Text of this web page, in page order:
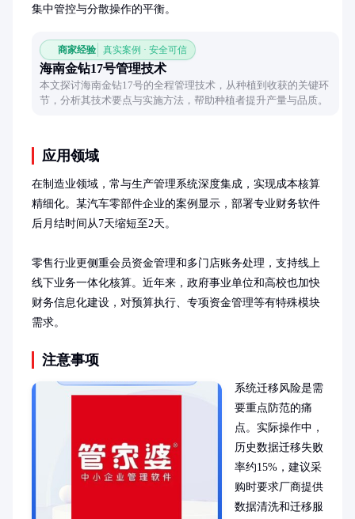
集中管控与分散操作的平衡。
商家经验 真实案例 · 安全可信
海南金钻17号管理技术
本文探讨海南金钻17号的全程管理技术，从种植到收获的关键环
节，分析其技术要点与实施方法，帮助种植者提升产量与品质。
应用领域
在制造业领域，常与生产管理系统深度集成，实现成本核算
精细化。某汽车零部件企业的案例显示，部署专业财务软件
后月结时间从7天缩短至2天。
零售行业更侧重会员资金管理和多门店账务处理，支持线上
线下业务一体化核算。近年来，政府事业单位和高校也加快
财务信息化建设，对预算执行、专项资金管理等有特殊模块
需求。
注意事项
系统迁移风险是需
要重点防范的痛
点。实际操作中，
历史数据迁移失败
率约15%，建议采
购时要求厂商提供
数据清洗和迁移服